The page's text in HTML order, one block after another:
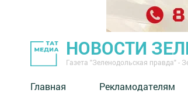
НОВОСТИ
Газета "Зеленодольская правда" -
Главная Рекламодателям